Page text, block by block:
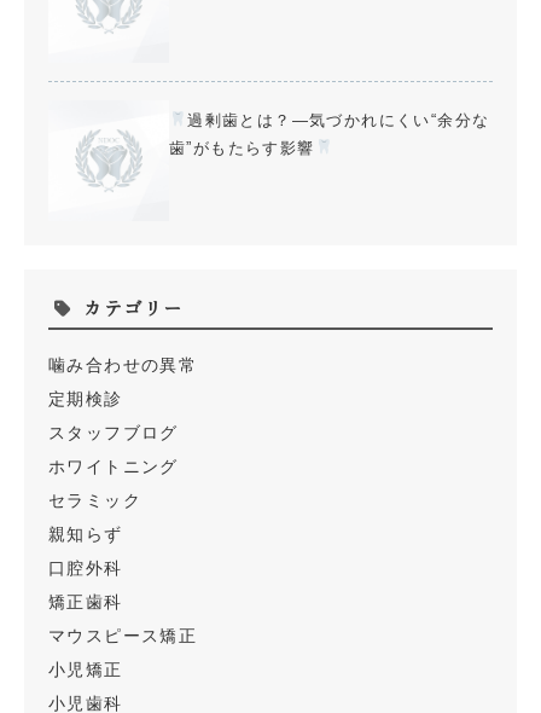
過剰歯とは？—気づかれにくい“余分な
歯”がもたらす影響
カテゴリー
噛み合わせの異常
定期検診
スタッフブログ
ホワイトニング
セラミック
親知らず
口腔外科
矯正歯科
マウスピース矯正
小児矯正
小児歯科